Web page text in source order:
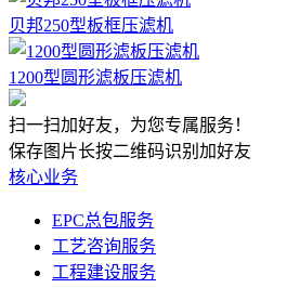
贝邦250型板框压滤机
1200型圆形滤板压滤机
扫一扫加好友，为您专属服务！
保存图片长按二维码识别加好友
核心业务
EPC总包服务
工艺咨询服务
工程建设服务